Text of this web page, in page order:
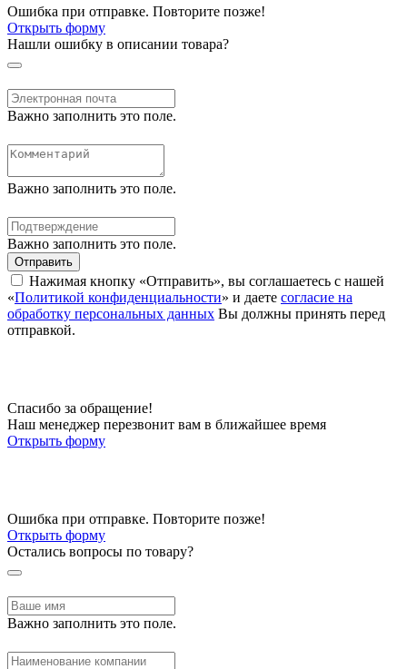
Ошибка при отправке. Повторите позже!
Открыть форму
Нашли ошибку в описании товара?
Важно заполнить это поле.
Важно заполнить это поле.
Важно заполнить это поле.
Отправить
Нажимая кнопку «Отправить», вы соглашаетесь с нашей
«Политикой конфиденциальности» и даете согласие на
обработку персональных данных Вы должны принять перед
отправкой.
Спасибо за обращение!
Наш менеджер перезвонит вам в ближайшее время
Открыть форму
Ошибка при отправке. Повторите позже!
Открыть форму
Остались вопросы по товару?
Важно заполнить это поле.